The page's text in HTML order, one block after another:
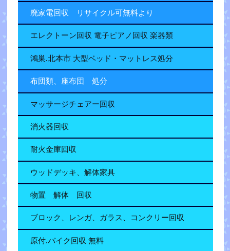
廃家電回収 リサイクル可無料より
エレクトーン回収 電子ピアノ回収 楽器類
鴻巣.北本市 大型ベッド・マットレス処分
布団類、座布団 処分
マッサージチェアー回収
消火器回収
耐火金庫回収
ウッドデッキ、解体家具
物置 解体 回収
ブロック、レンガ、ガラス、コンクリー回収
原付.バイク回収 無料